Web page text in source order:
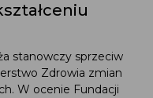
stanowczy sprzeciw
Zdrowia zmian
W ocenie Fundacji